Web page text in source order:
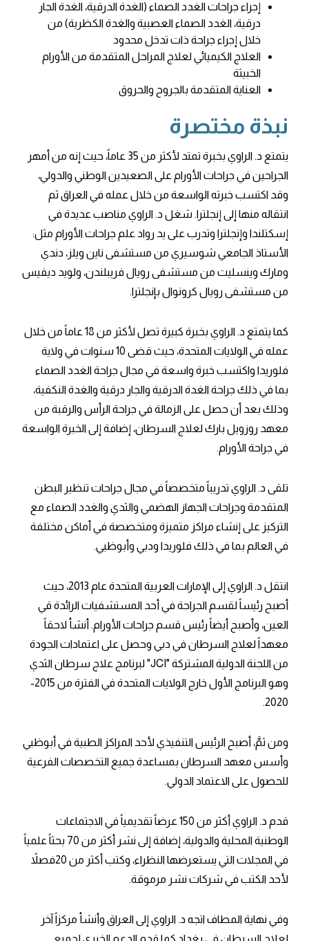
إجراء جراحات الغدد الصماء (الغدة الدرقية، الغدة الجار
درقية، الغدد الصماء العصبية والغدة الكظرية) من
خلال إجراء جراحة ذات تدخل محدود
العلاج الكيميائي لعلاج المراحل المتقدمة من الأورام
الخبيثة
العناية المتقدمة بالجروح والحروق
نبذة مختصرة
يتمتع د. الراوي بخبرة تمتد لأكثر من 35 عاماً، حيث إنه من أمهر
الجراحين في جراحات الأورام على الصعيدين الوطني والدولي،
وقد اكتسب خبرته الواسعة من خلال عمله في العراق ثم
انتقاله منها إلى إنجلترا. شغل د. الراوي مناصب عديدة في
إسكتلندا وإنجلترا وتدرب على يد رواد علم جراحات الأورام مثل:
الأستاذ الجامعي شوسيري من مستشفى ناين ويلز، دندي
ومارك وينسليت من مستشفى رويال فريبلندن، ولويد ديفيس
من مستشفى رويال كرونوال بإنجلترا.
كما يتمتع د. الراوي بخبرة كبيرة تصل لأكثر من 18 عاماً من خلال
عمله في الولايات المتحدة، حيث قضى 10 سنوات في ولاية
فلوريدا واكتسب خبرة واسعة في مجال جراحة الغدد الصماء
بما في ذلك جراحة الغدة الدرقية والجار درقية والغدة النكفية،
وذلك بعد أن حصل على الزمالة في جراحة الرأس والرقبة من
معهد روزويل بارك لعلاج السرطان، إضافة إلى الخبرة الواسعة
في جراحة الأورام.
تلقى د. الراوي تدريباً متخصصاً في مجال جراحات تنظير البطن
المتقدمة وجراحات الجهاز الهضمي والثدي والغدد الصماء مع
التركيز على إنشاء مراكز متميزة ومتخصصة في أماكن مختلفة
في العالم بما في ذلك فلوريدا ودبي وأبوظبي.
انتقل د. الراوي إلى الإمارات العربية المتحدة عام 2013، حيث
أصبح رئيساً لقسم الجراحة في أحد المستشفيات الرائدة قي
العين، وأصبح أيضاً رئيس قسم جراحات الأورام. أنشأ لاحقاً
معهداً لعلاج السرطان في دبي وحصل على اعتمادات الجودة
من اللجنة الدولية المشتركة "JCI" لبرنامج علاج سرطان الثدي
وهو البرنامج الأول خارج الولايات المتحدة في الفترة من 2015-
2020.
ومن ثمَّ، أصبح الرئيس التنفيذي لأحد المراكز الطبية في أبوظبي
وأسس معهد السرطان بمساعدة جميع التخصصات الفرعية
للحصول على الاعتماد الدولي.
قدم د. الراوي أكثر من 150 عرضاً تقديمياً في الاجتماعات
الوطنية المحلية والدولية، إضافة إلى نشر أكثر من 70 بحثاً علمياً
في المجلات التي يستعرضها النظراء، وكتب أكثر من 20فصلاً
لأحد الكتب في شركات نشر مرموقة.
وفي نهاية المطاف اتجه د. الراوي إلى العراق وأنشأ مركزاً آخر
لعلاج السرطان في بغداد كما قدم الدعم الخيري لجميع